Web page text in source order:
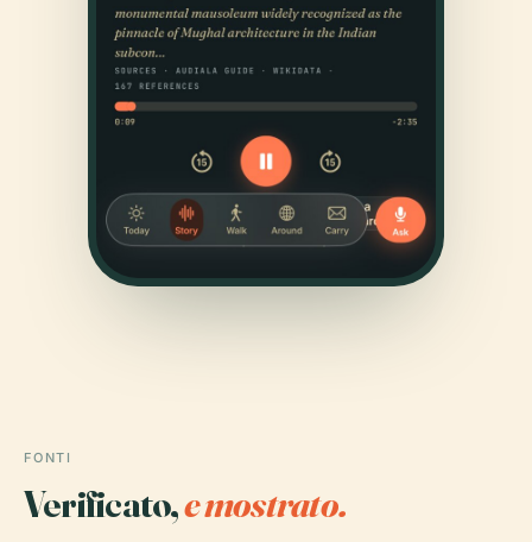
FONTI
Verificato,e mostrato.